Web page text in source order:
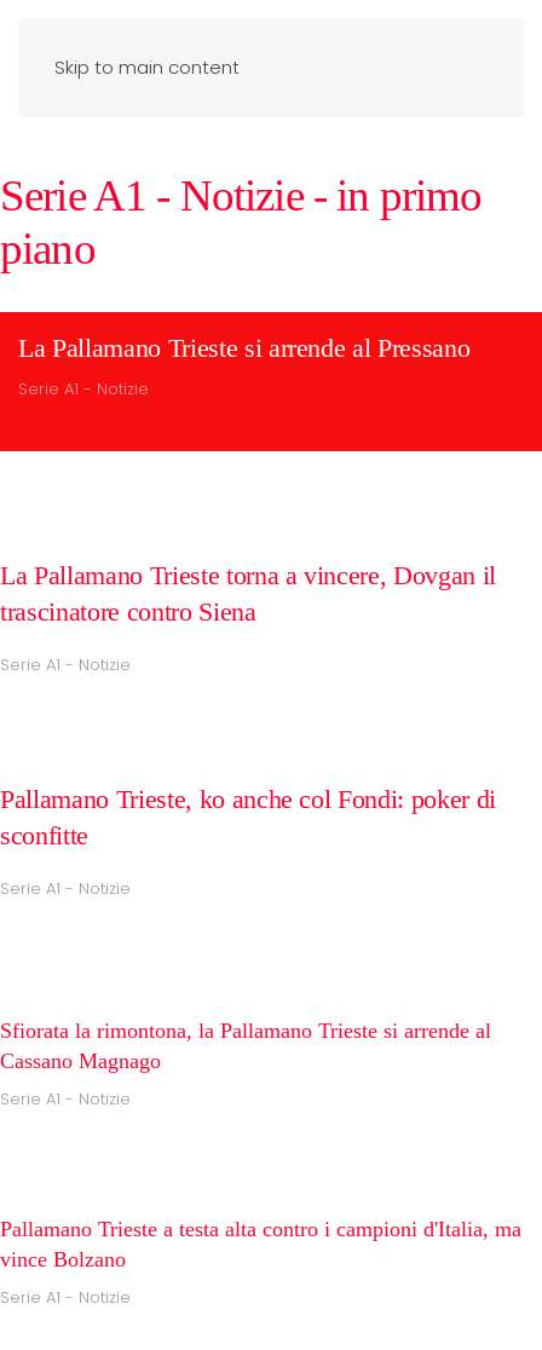
Skip to main content
Serie A1 - Notizie - in primo
piano
La Pallamano Trieste si arrende al Pressano
Serie A1 - Notizie
La Pallamano Trieste torna a vincere, Dovgan il
trascinatore contro Siena
Serie A1 - Notizie
Pallamano Trieste, ko anche col Fondi: poker di
sconfitte
Serie A1 - Notizie
Sfiorata la rimontona, la Pallamano Trieste si arrende al
Cassano Magnago
Serie A1 - Notizie
Pallamano Trieste a testa alta contro i campioni d'Italia, ma
vince Bolzano
Serie A1 - Notizie